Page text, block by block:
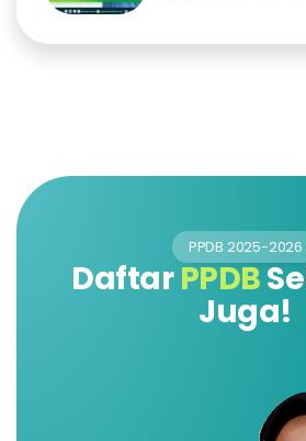
PPDB 2025-2026
DaftarPPDB
Juga!